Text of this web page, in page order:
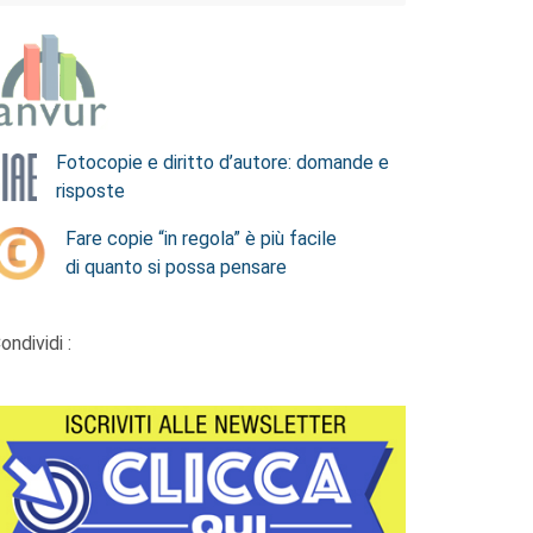
Fotocopie e diritto d’autore: domande e
risposte
Fare copie “in regola” è più facile
di quanto si possa pensare
: